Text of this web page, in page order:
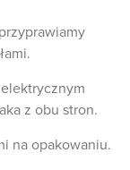
z obu stron.
na opakowaniu.